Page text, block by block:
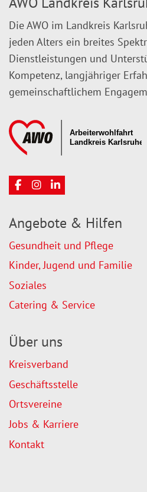
Die AWO im Landkreis
jeden Alters ein breites
Dienstleistungen und
Kompetenz, langjähriger
gemeinschaftlichem
Angebote & Hilfen
Gesundheit und Pflege
Kinder, Jugend und Familie
Soziales
Catering & Service
Über uns
Kreisverband
Geschäftsstelle
Ortsvereine
Jobs & Karriere
Kontakt